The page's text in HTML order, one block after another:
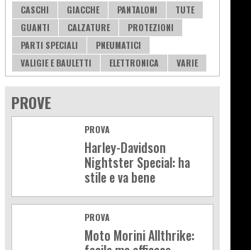
CASCHI GIACCHE PANTALONI
TUTE
GUANTI
CALZATURE
PROTEZIONI
PARTI SPECIALI
PNEUMATICI
VALIGIE E BAULETTI
ELETTRONICA VARIE
PROVE
PROVA
Harley-Davidson
Nightster Special: ha
stile e va bene
PROVA
Moto Morini Allthrike: